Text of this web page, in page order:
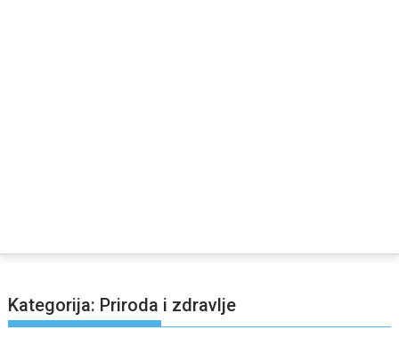
Kategorija: Priroda i zdravlje